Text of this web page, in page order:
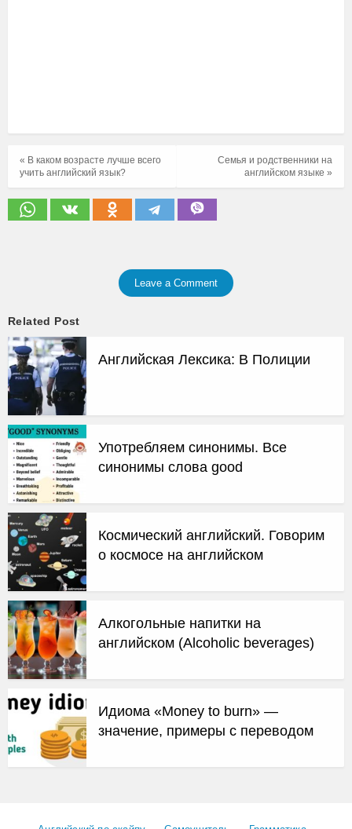
Семья и родственники на
английском языке »
« В каком возрасте лучше всего
учить английский язык?
Leave a Comment
Related Post
Английская Лексика: В Полиции
Употребляем синонимы. Все
синонимы слова good
Космический английский. Говорим
о космосе на английском
Алкогольные напитки на
английском (Alcoholic beverages)
Идиома «Money to burn» —
значение, примеры с переводом